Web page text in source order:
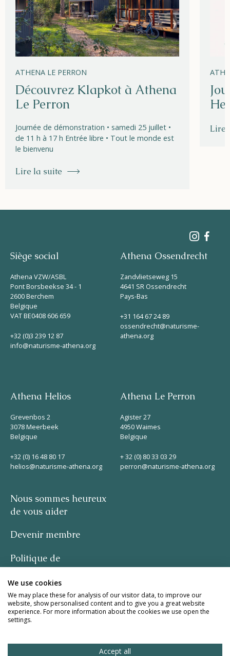
ATHENA LE PERRON
Découvrez Klapkot à Athena
Le Perron
Journée de démonstration • samedi 25 juillet •
de 11 h à 17 h Entrée libre • Tout le monde est
le bienvenu
Lire la suite
Lire
Siège social
Athena VZW/ASBL
Pont Borsbeekse 34 - 1
2600 Berchem
Belgique
VAT BE0408 606 659
+32 (0)3 239 12 87
info@naturisme-athena.org
Athena Ossendrecht
Zandvlietseweg 15
4641 SR Ossendrecht
Pays-Bas
+31 164 67 24 89
ossendrecht@naturisme-
athena.org
Athena Helios
Grevenbos 2
3078 Meerbeek
Belgique
+32 (0) 16 48 80 17
helios@naturisme-athena.org
Athena Le Perron
Agister 27
4950 Waimes
Belgique
+ 32 (0) 80 33 03 29
perron@naturisme-athena.org
Nous sommes heureux
de vous aider
Devenir membre
Politique de
-
citation de Rosie Haine
design par studio basil.
We use cookies
We may place these for analysis of our visitor data, to improve our
website, show personalised content and to give you a great website
experience. For more information about the cookies we use open the
settings.
Accept all